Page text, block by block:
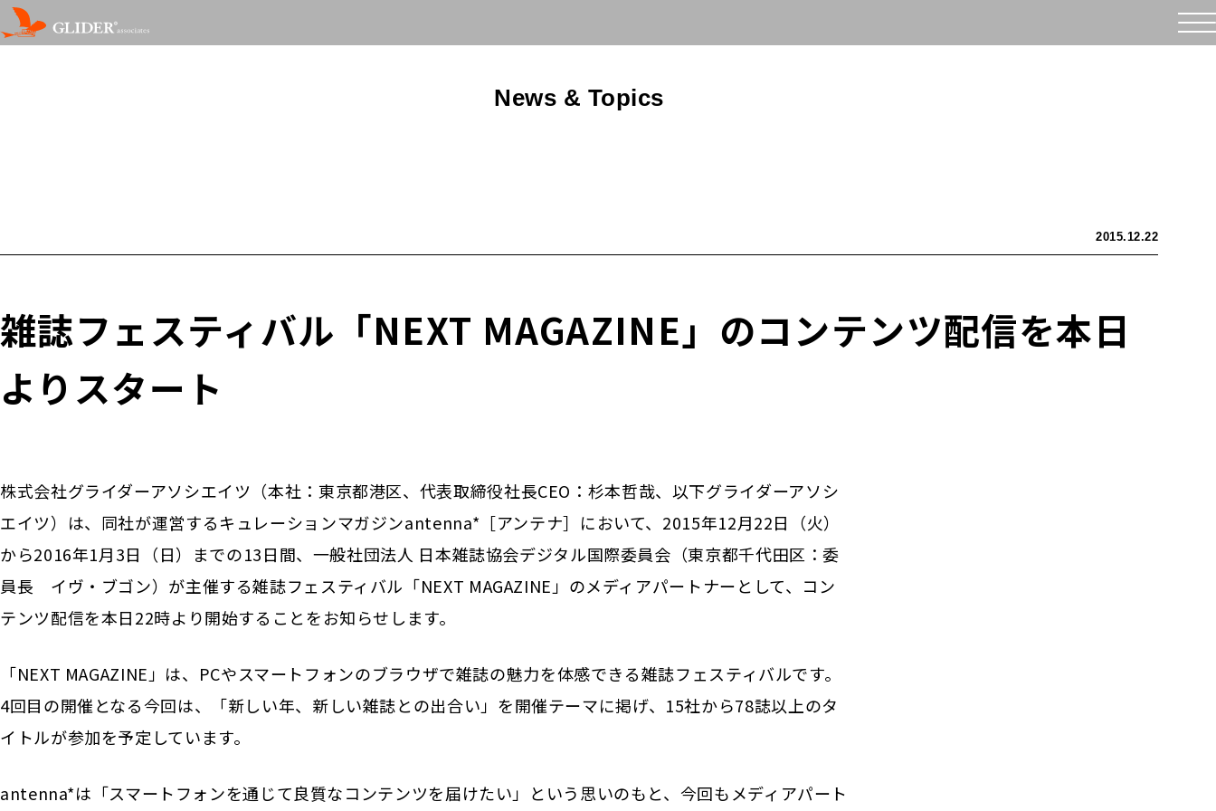
News & Topics
2015.12.22
雑誌フェスティバル「NEXT MAGAZINE」のコンテンツ配信を本日
よりスタート
株式会社グライダーアソシエイツ（本社：東京都港区、代表取締役社長CEO：杉本哲哉、以下グライダーアソシ
エイツ）は、同社が運営するキュレーションマガジンantenna*［アンテナ］において、2015年12月22日（火）
から2016年1月3日（日）までの13日間、一般社団法人 日本雑誌協会デジタル国際委員会（東京都千代田区：委
員長 イヴ・ブゴン）が主催する雑誌フェスティバル「NEXT MAGAZINE」のメディアパートナーとして、コン
テンツ配信を本日22時より開始することをお知らせします。
「NEXT MAGAZINE」は、PCやスマートフォンのブラウザで雑誌の魅力を体感できる雑誌フェスティバルです。
4回目の開催となる今回は、「新しい年、新しい雑誌との出合い」を開催テーマに掲げ、15社から78誌以上のタ
イトルが参加を予定しています。
antenna*は「スマートフォンを通じて良質なコンテンツを届けたい」という思いのもと、今回もメディアパート